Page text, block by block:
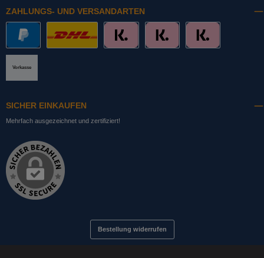
ZAHLUNGS- UND VERSANDARTEN
Vorkasse
SICHER EINKAUFEN
Mehrfach ausgezeichnet und zertifiziert!
Bestellung widerrufen